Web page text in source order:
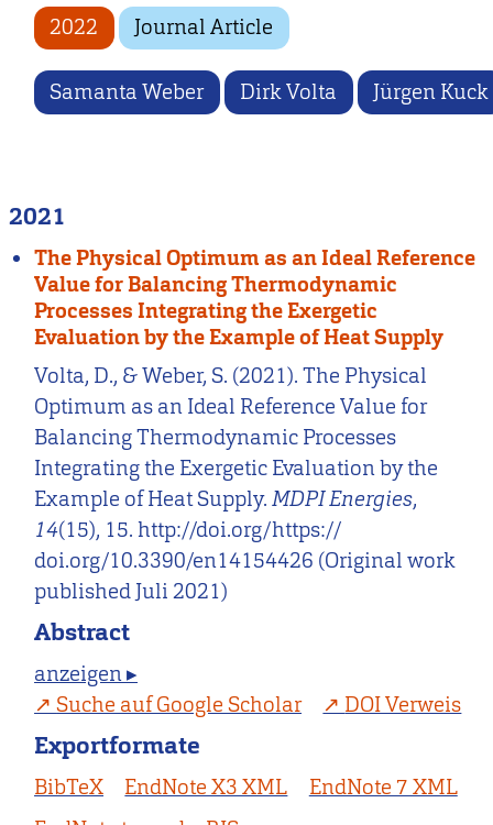
2022 Journal Article
Samanta Weber Dirk Volta Jürgen Kuck
2021
The Physical Optimum as an Ideal Reference
Value for Balancing Thermodynamic
Processes Integrating the Exergetic
Evaluation by the Example of Heat Supply
Volta, D., & Weber, S. (2021). The Physical
Optimum as an Ideal Reference Value for
Balancing Thermodynamic Processes
Integrating the Exergetic Evaluation by the
Example of Heat Supply.MDPI Energies,
14(15), 15. http://doi.org/https://
doi.org/10.3390/en14154426 (Original work
published Juli 2021)
Abstract
anzeigen ▸
Suche auf Google Scholar
DOI Verweis
Exportformate
BibTeX EndNote X3 XML
EndNote 7 XML